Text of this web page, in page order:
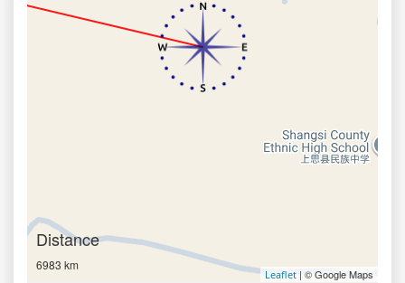
Distance
6983 km
Leaflet | © Google Maps